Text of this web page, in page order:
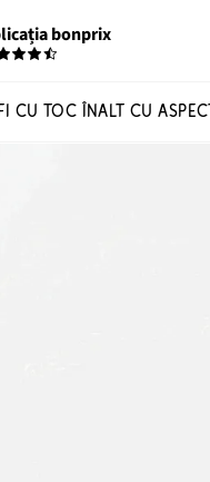
bonprix
CU TOC ÎNALT CU